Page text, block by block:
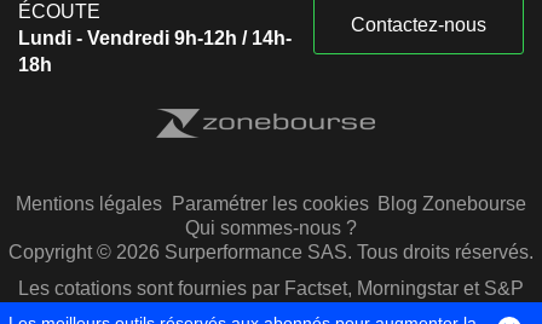
ÉCOUTE
Lundi - Vendredi 9h-12h / 14h-
18h
Contactez-nous
Mentions légales Paramétrer les cookies Blog Zonebourse
Qui sommes-nous ?
Copyright © 2026 Surperformance SAS. Tous droits réservés.
Les cotations sont fournies par Factset, Morningstar et S&P
Capital IQ